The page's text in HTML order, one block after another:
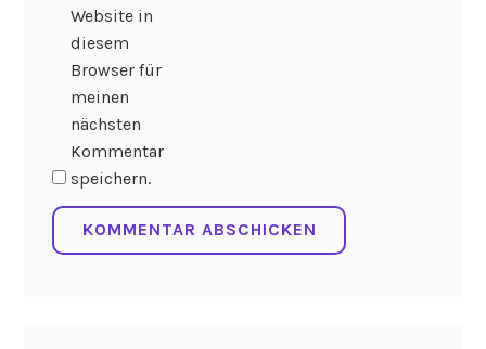
Website in
diesem
Browser für
meinen
nächsten
Kommentar
speichern.